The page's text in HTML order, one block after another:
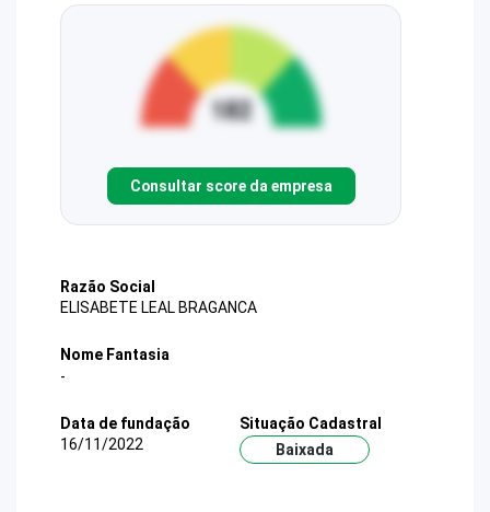
Consultar score da empresa
Razão Social
ELISABETE LEAL BRAGANCA
Nome Fantasia
-
Data de fundação
16/11/2022
Situação Cadastral
Baixada